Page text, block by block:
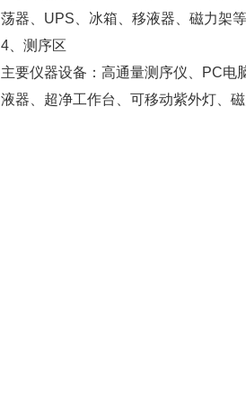
荡器、UPS、冰箱、移液器、磁力架等
4、测序区
主要仪器设备：高通量测序仪、PC电
液器、超净工作台、可移动紫外灯、磁